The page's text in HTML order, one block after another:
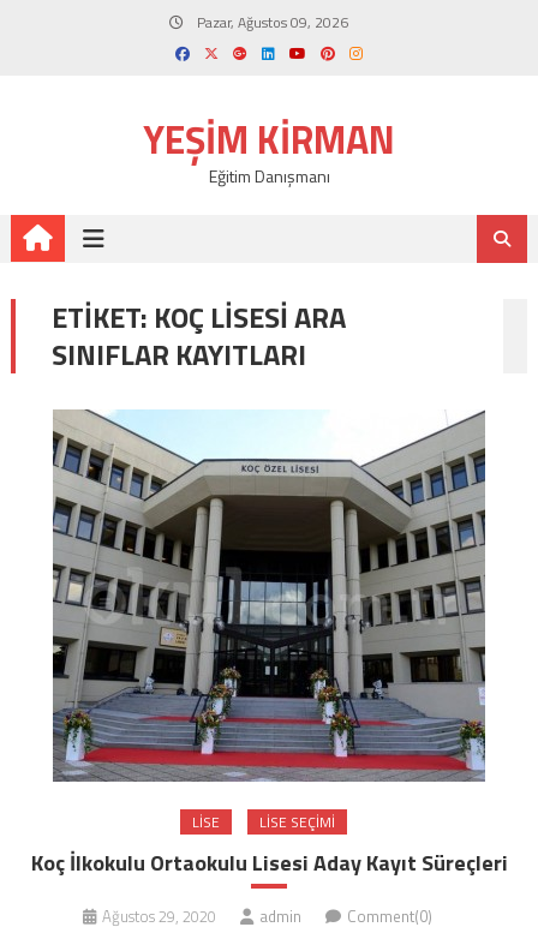
Pazar, Ağustos 09, 2026
YEŞIM KIRMAN
Eğitim Danışmanı
ETIKET: KOÇ LISESI ARA
SINIFLAR KAYITLARI
LISE LISE SEÇIMI
Koç İlkokulu Ortaokulu Lisesi Aday Kayıt Süreçleri
Ağustos 29, 2020 admin Comment(0)